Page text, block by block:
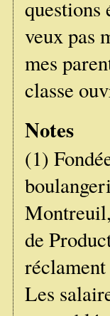
questions
veux pas
mes
classe
Notes
(1)
de
Les